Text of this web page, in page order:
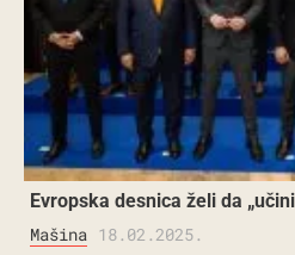
Evropska desnica želi da
Mašina 18.02.2025.